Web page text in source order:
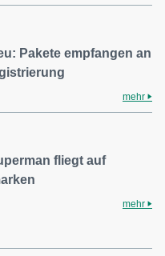
Pakete empfangen an
mehr
fliegt auf
mehr